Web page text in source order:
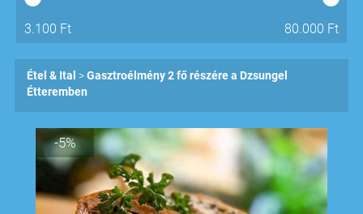
3.100 Ft 80.000 Ft
Étel & Ital
Gasztroélmény 2 fő részére a Dzsungel
Étteremben
-5%